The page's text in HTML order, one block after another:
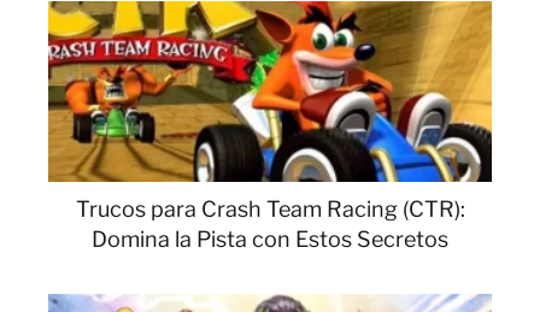
Trucos para Crash Team Racing (CTR):
Domina la Pista con Estos Secretos